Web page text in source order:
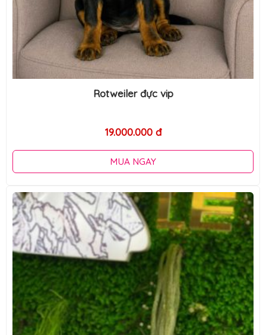
Rotweiler đực vip
19.000.000 đ
MUA NGAY